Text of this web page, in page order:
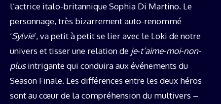
l’actrice italo-britannique Sophia Di Martino. Le
personnage, très bizarrement auto-renommé
‘Sylvie’, va petit à petit se lier avec le Loki de notre
univers et tisser une relation de je‑t’aime-moi-non-
plusintrigante qui conduira aux événements du
Season Finale. Les différences entre les deux héros
sont au cœur de la compréhension du multivers –